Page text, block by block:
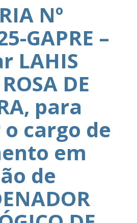
Nº
GAPRE –
LAHIS
DE
para
cargo de
em
de